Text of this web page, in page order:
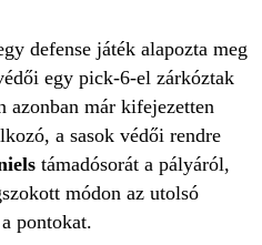
defense játék alapozta meg
egy pick-6-el zárkóztak
azonban már kifejezetten
a sasok védői rendre
támadósorát a pályáról,
módon az utolsó
pontokat.